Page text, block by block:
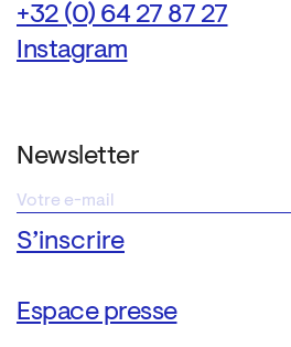
+32 (0) 64 27 87 27
Instagram
Newsletter
Espace presse